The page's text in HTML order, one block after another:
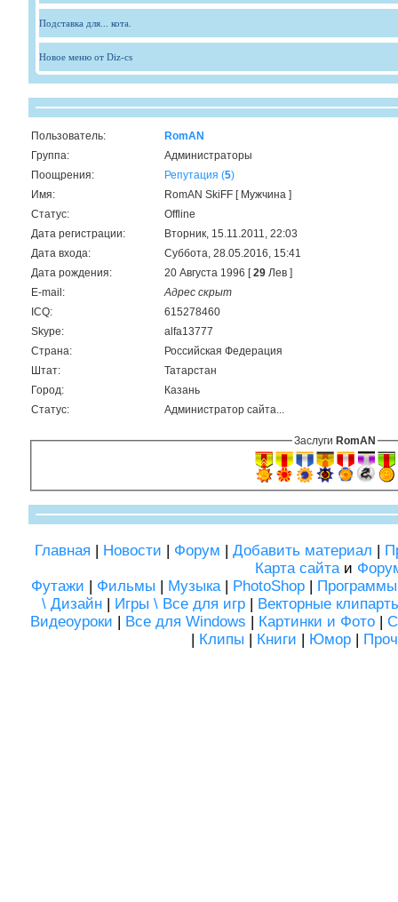
Подставка для... кота.
Новое меню от Diz-cs
Пользователь:
RomAN
Группа:
Администраторы
Поощрения:
Репутация (5)
Имя:
RomAN SkiFF [ Мужчина ]
Статус:
Offline
Дата регистрации:
Вторник, 15.11.2011, 22:03
Дата входа:
Суббота, 28.05.2016, 15:41
Дата рождения:
20 Августа 1996 [29 Лев ]
E-mail:
Адрес скрыт
ICQ:
615278460
Skype:
alfa13777
Страна:
Российская Федерация
Штат:
Татарстан
Город:
Казань
Статус:
Администратор сайта...
Заслуги RomAN
Главная | Новости | Форум | Добавить материал |
Карта сайта и
Футажи | Фильмы | Музыка | PhotoShop | Программы
\ Дизайн | Игры \ Все для игр | Векторные
Видеоуроки | Все для Windows | Картинки и Фото|
| Клипы | Книги | Юмор |